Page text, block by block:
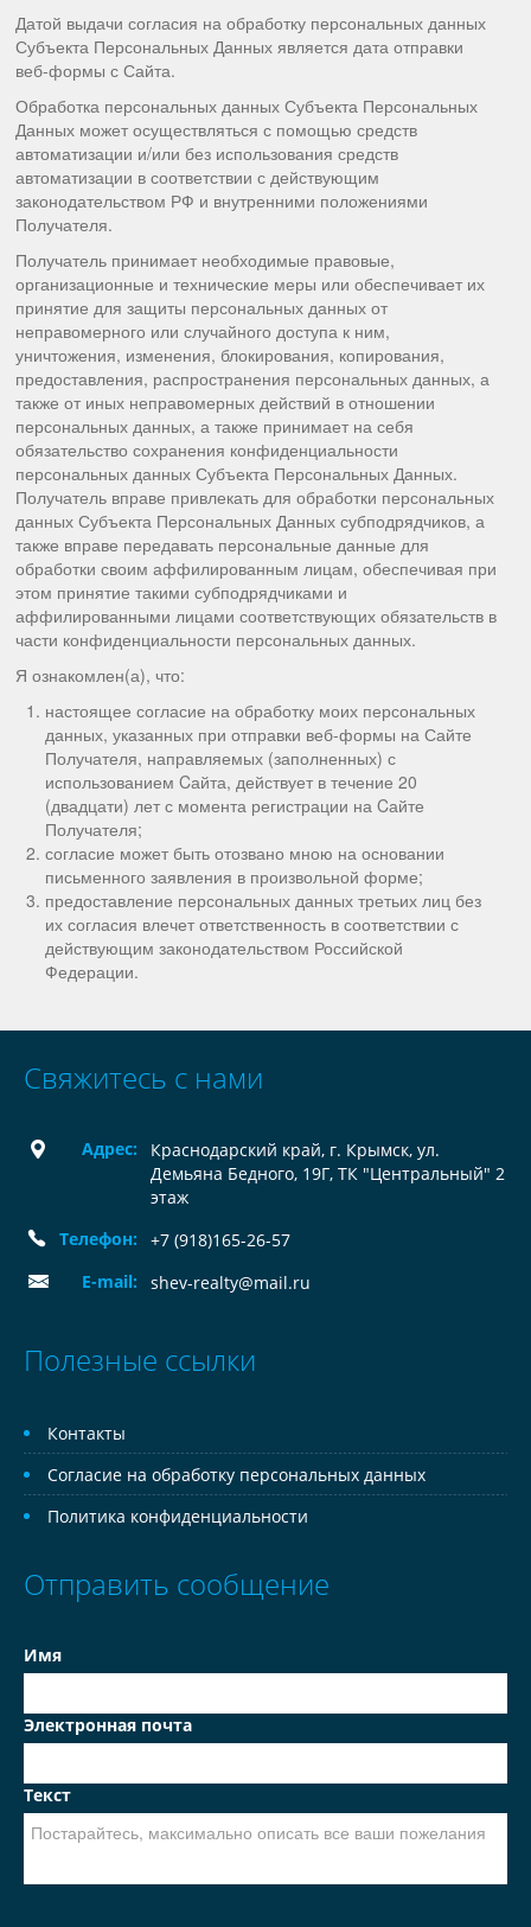
Датой выдачи согласия на обработку персональных данных
Субъекта Персональных Данных является дата отправки
веб-формы с Сайта.
Обработка персональных данных Субъекта Персональных
Данных может осуществляться с помощью средств
автоматизации и/или без использования средств
автоматизации в соответствии с действующим
законодательством РФ и внутренними положениями
Получателя.
Получатель принимает необходимые правовые,
организационные и технические меры или обеспечивает их
принятие для защиты персональных данных от
неправомерного или случайного доступа к ним,
уничтожения, изменения, блокирования, копирования,
предоставления, распространения персональных данных, а
также от иных неправомерных действий в отношении
персональных данных, а также принимает на себя
обязательство сохранения конфиденциальности
персональных данных Субъекта Персональных Данных.
Получатель вправе привлекать для обработки персональных
данных Субъекта Персональных Данных субподрядчиков, а
также вправе передавать персональные данные для
обработки своим аффилированным лицам, обеспечивая при
этом принятие такими субподрядчиками и
аффилированными лицами соответствующих обязательств в
части конфиденциальности персональных данных.
Я ознакомлен(а), что:
настоящее согласие на обработку моих персональных
данных, указанных при отправки веб-формы на Сайте
Получателя, направляемых (заполненных) с
использованием Cайта, действует в течение 20
(двадцати) лет с момента регистрации на Cайте
Получателя;
согласие может быть отозвано мною на основании
письменного заявления в произвольной форме;
предоставление персональных данных третьих лиц без
их согласия влечет ответственность в соответствии с
действующим законодательством Российской
Федерации.
Свяжитесь с нами
Адрес:
Краснодарский край, г. Крымск, ул.
Демьяна Бедного, 19Г, ТК "Центральный" 2
этаж
Телефон:
+7 (918)165-26-57
E-mail:
shev-realty@mail.ru
Полезные ссылки
Контакты
Согласие на обработку персональных данных
Политика конфиденциальности
Отправить сообщение
Имя
Электронная почта
Текст